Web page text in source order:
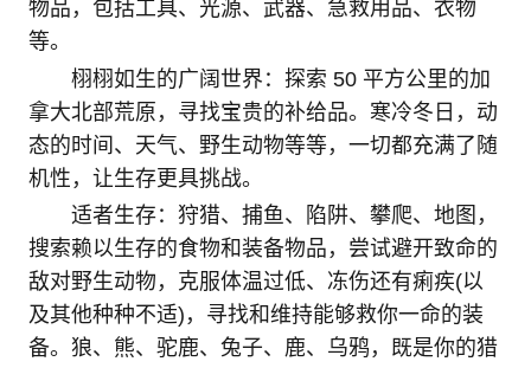
物品，包括工具、光源、武器、急救用品、衣物
等。
栩栩如生的广阔世界：探索 50 平方公里的加
拿大北部荒原，寻找宝贵的补给品。寒冷冬日，动
态的时间、天气、野生动物等等，一切都充满了随
机性，让生存更具挑战。
适者生存：狩猎、捕鱼、陷阱、攀爬、地图，
搜索赖以生存的食物和装备物品，尝试避开致命的
敌对野生动物，克服体温过低、冻伤还有痢疾(以
及其他种种不适)，寻找和维持能够救你一命的装
备。狼、熊、驼鹿、兔子、鹿、乌鸦，既是你的猎